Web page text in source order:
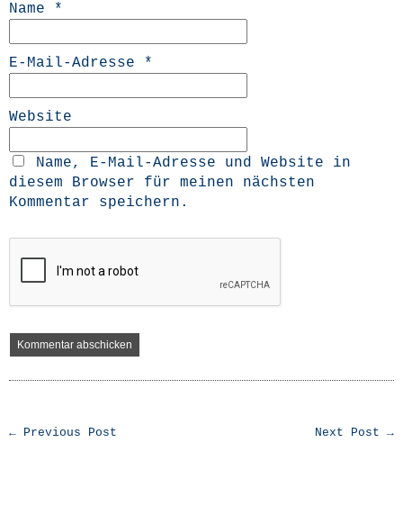
Name *
E-Mail-Adresse *
Website
Name, E-Mail-Adresse und Website in
diesem Browser für meinen nächsten
Kommentar speichern.
← Previous Post Next Post →